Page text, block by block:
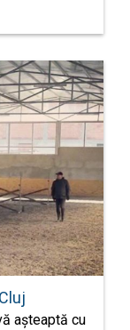
așteaptă cu